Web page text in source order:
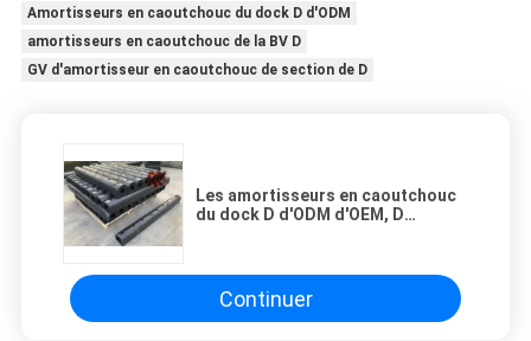
Amortisseurs en caoutchouc du dock D d'ODM
amortisseurs en caoutchouc de la BV D
GV d'amortisseur en caoutchouc de section de D
Les amortisseurs en caoutchouc
du dock D d'ODM d'OEM, D
Continuer